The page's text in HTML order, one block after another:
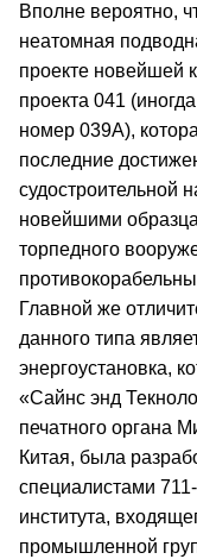
Вполне вероятно,
неатомная
проекте новейшей
проекта 041
номер 039А),
последние
судостроительной
новейшими
торпедного
Главной же
данного типа
энергоустановка,
«Сайнс энд
печатного органа
Китая, была
специалистами
института,
промышленной